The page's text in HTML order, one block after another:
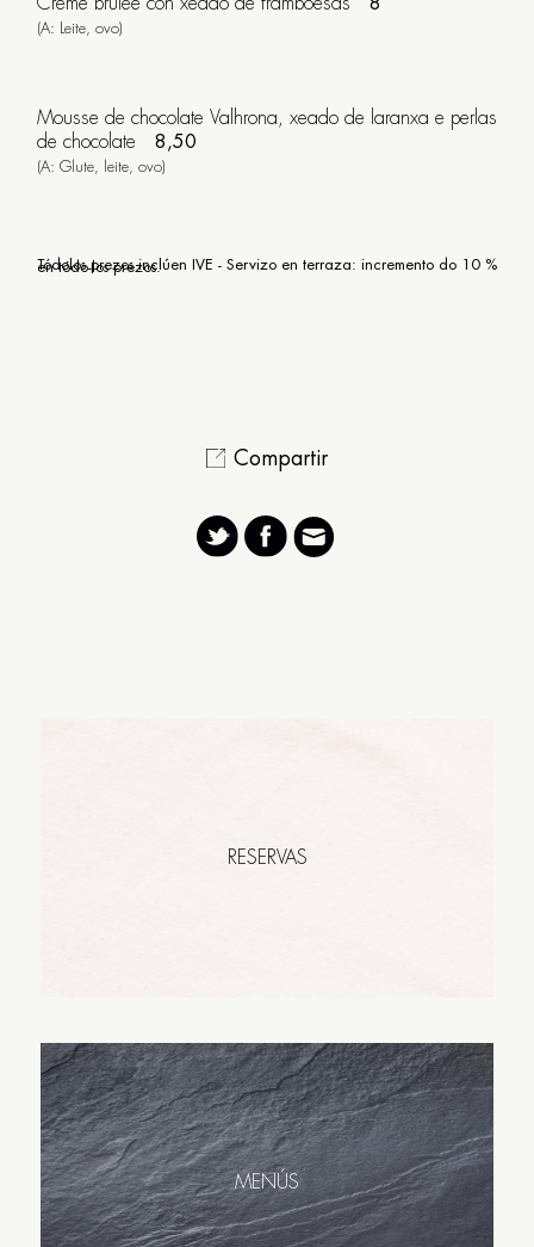
(A: Leite, ovo)
Mousse de chocolate Valhrona, xeado de laranxa e perlas
de chocolate
8,50
(A: Glute, leite, ovo)
Tódolos prezos inclúen IVE - Servizo en terraza: incremento do 10 % en tódo-los prezos.
Compartir
RESERVAS
MENÚS